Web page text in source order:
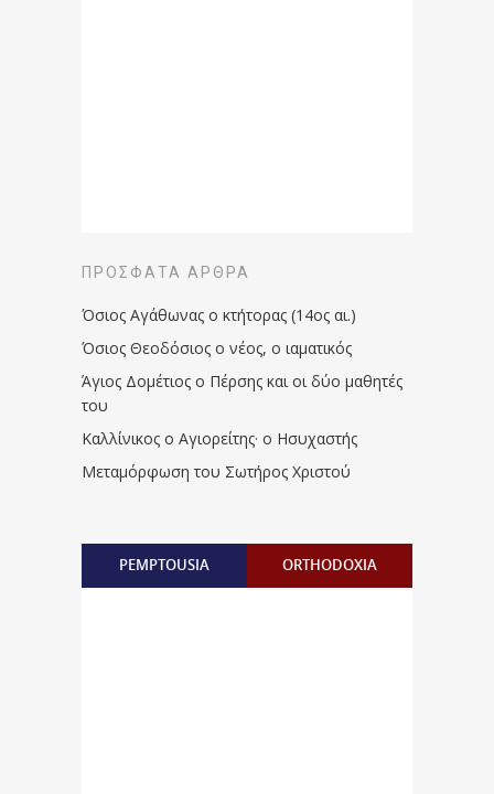
ΠΡΌΣΦΑΤΑ ΆΡΘΡΑ
Όσιος Αγάθωνας ο κτήτορας (14ος αι.)
Όσιος Θεοδόσιος ο νέος, ο ιαματικός
Άγιος Δομέτιος ο Πέρσης και οι δύο μαθητές
του
Καλλίνικος ο Αγιορείτης · ο Ησυχαστής
Μεταμόρφωση του Σωτήρος Χριστού
PEMPTOUSIA ORTHODOXIA